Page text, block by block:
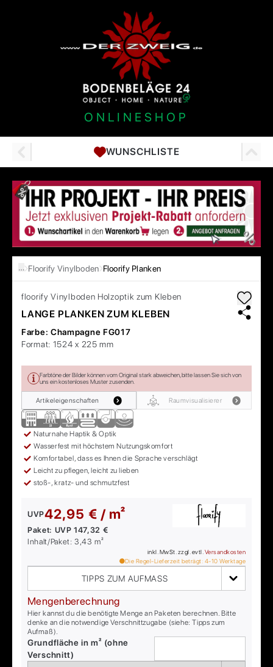
ONLINESHOP
WUNSCHLISTE
… Floorify Vinylboden Floorify Planken
floorify Vinylboden Holzoptik zum Kleben
LANGE PLANKEN ZUM KLEBEN
Farbe: Champagne FG017
Format: 1524 x 225 mm
Farbtöne der Bilder können vom Original stark abweichen, bitte lassen Sie sich von
uns ein kostenloses Muster zusenden.
Artikeleigenschaften Raumvisualisierer
Naturnahe Haptik & Optik
Wasserfest mit höchstem Nutzungskomfort
Komfortabel, dass es Ihnen die Sprache verschlägt
Leicht zu pflegen, leicht zu lieben
stoß-, kratz- und schmutzfest
UVP42,95 € / m²
Paket: UVP147,32 €
Inhalt/Paket:3,43 m²
inkl. MwSt. zzgl. evtl. Versandkosten
Die Regel-Lieferzeit beträgt: 4-10 Werktage
TIPPS ZUM AUFMASS
Mengenberechnung
Hier kannst du die benötigte Menge an Paketen berechnen. Bitte
denke an die notwendige Verschnittzugabe (siehe: Tipps zum
Aufmaß).
Grundfläche in m² (ohne
Verschnitt)